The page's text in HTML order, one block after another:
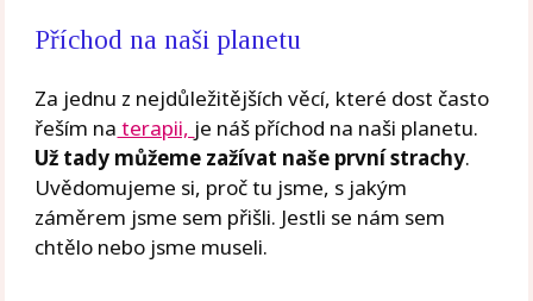
Příchod na naši planetu
Za jednu z nejdůležitějších věcí, které dost často
řeším na terapii, je náš příchod na naši planetu.
Už tady můžeme zažívat naše první strachy.
Uvědomujeme si, proč tu jsme, s jakým
záměrem jsme sem přišli. Jestli se nám sem
chtělo nebo jsme museli.